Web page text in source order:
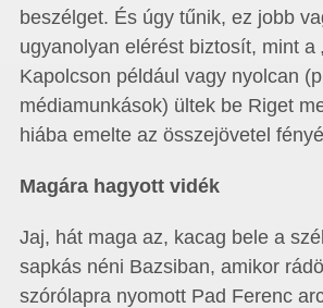
beszélget. És úgy tűnik, ez jobb
ugyanolyan elérést biztosít, mint a
Kapolcson például vagy nyolcan
médiamunkások) ültek be Riget
hiába emelte az összejövetel
Magára hagyott vidék
Jaj, hát maga az, kacag bele a
sapkás néni Bazsiban, amikor
szórólapra nyomott Pad Ferenc